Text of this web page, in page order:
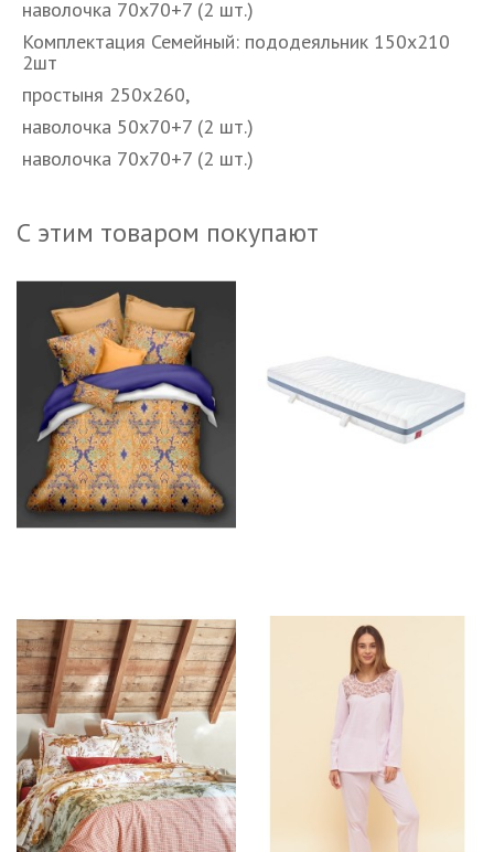
наволочка 70х70+7 (2 шт.)
Комплектация Семейный: пододеяльник 150х210
2шт
простыня 250х260,
наволочка 50х70+7 (2 шт.)
наволочка 70х70+7 (2 шт.)
С этим товаром покупают